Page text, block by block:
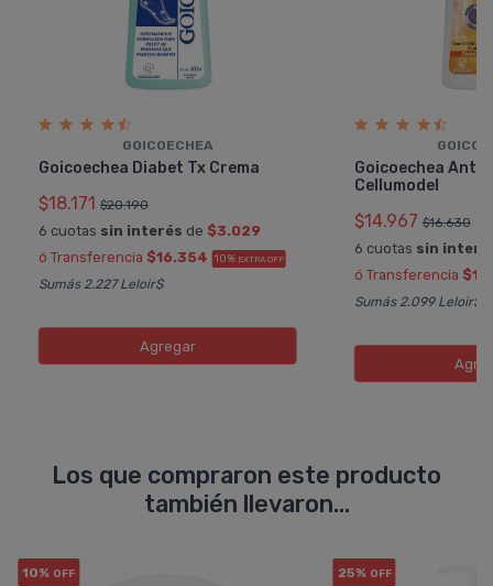
GOICOECHEA
Goicoechea Diabet Tx Crema
$18.171 $20.190
6 cuotas sin interés de $3.029
ó Transferencia $16.354 10% EXTRA OFF
Sumás 2.227 Leloir$
Agregar
Goicoechea
Cellumodel
$14.967 $16.630
6 cuotas sin
ó Transferencia
Sumás 2.099 Leloir$
Los que compraron este producto
también llevaron...
10% OFF 25% OFF